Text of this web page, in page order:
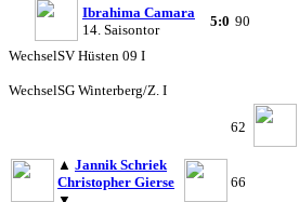
Ibrahima Camara
14. Saisontor
5:0 90
WechselSV Hüsten 09 I
WechselSG Winterberg/Z. I
62
▲ Jannik Schriek
Christopher Gierse
66